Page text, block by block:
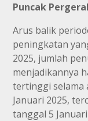
Puncak
Arus balik
peningkatan
2025, jumlah
menjadikannya
tertinggi selama
Januari 2025,
tanggal 5